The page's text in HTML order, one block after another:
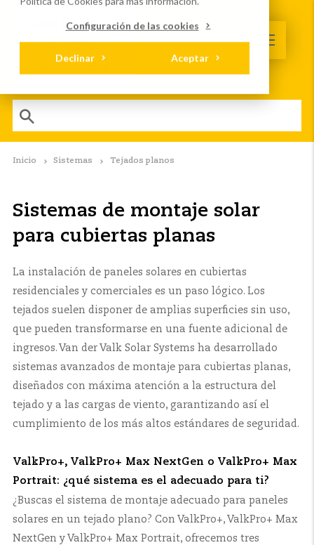
Configuración de las cookies
Aceptar
Declinar
Inicio Sistemas Tejados planos
Sistemas de montaje solar
para cubiertas planas
La instalación de paneles solares en cubiertas
residenciales y comerciales es un paso lógico. Los
tejados suelen disponer de amplias superficies sin uso,
que pueden transformarse en una fuente adicional de
ingresos. Van der Valk Solar Systems ha desarrollado
sistemas avanzados de montaje para cubiertas planas,
diseñados con máxima atención a la estructura del
tejado y a las cargas de viento, garantizando así el
cumplimiento de los más altos estándares de seguridad.
ValkPro+, ValkPro+ Max NextGen o ValkPro+ Max
Portrait: ¿qué sistema es el adecuado para ti?
¿Buscas el sistema de montaje adecuado para paneles
solares en un tejado plano? Con ValkPro+, ValkPro+ Max
NextGen y ValkPro+ Max Portrait, ofrecemos tres